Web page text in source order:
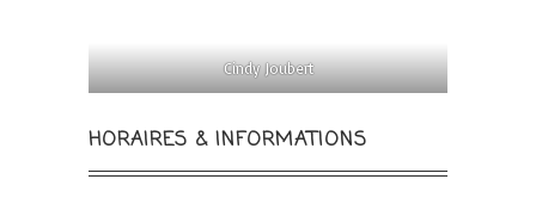
Cindy Joubert
HORAIRES & INFORMATIONS